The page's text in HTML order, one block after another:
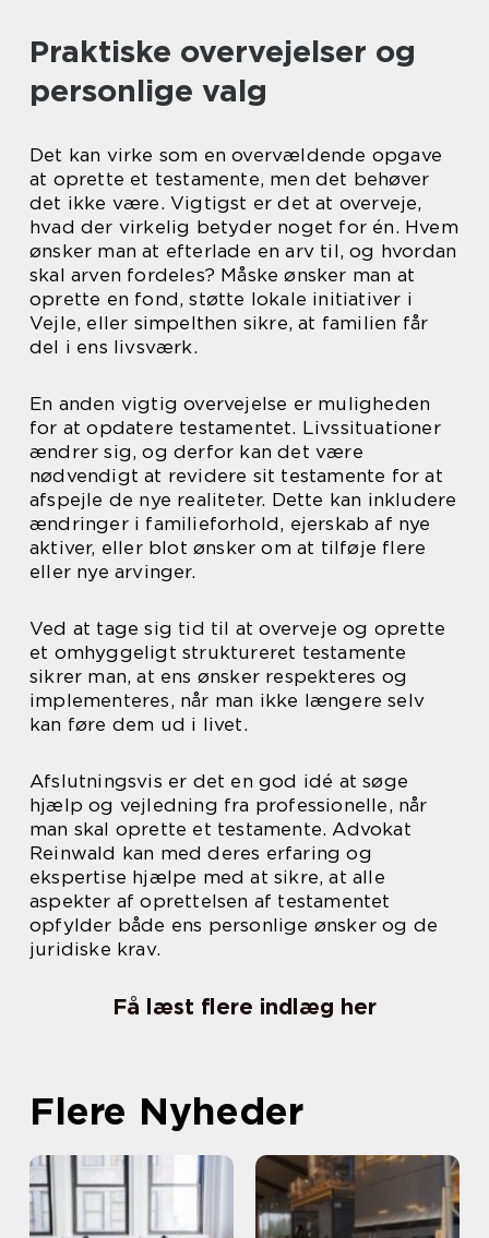
Praktiske overvejelser og
personlige valg
Det kan virke som en overvældende opgave
at oprette et testamente, men det behøver
det ikke være. Vigtigst er det at overveje,
hvad der virkelig betyder noget for én. Hvem
ønsker man at efterlade en arv til, og hvordan
skal arven fordeles? Måske ønsker man at
oprette en fond, støtte lokale initiativer i
Vejle, eller simpelthen sikre, at familien får
del i ens livsværk.
En anden vigtig overvejelse er muligheden
for at opdatere testamentet. Livssituationer
ændrer sig, og derfor kan det være
nødvendigt at revidere sit testamente for at
afspejle de nye realiteter. Dette kan inkludere
ændringer i familieforhold, ejerskab af nye
aktiver, eller blot ønsker om at tilføje flere
eller nye arvinger.
Ved at tage sig tid til at overveje og oprette
et omhyggeligt struktureret testamente
sikrer man, at ens ønsker respekteres og
implementeres, når man ikke længere selv
kan føre dem ud i livet.
Afslutningsvis er det en god idé at søge
hjælp og vejledning fra professionelle, når
man skal oprette et testamente. Advokat
Reinwald kan med deres erfaring og
ekspertise hjælpe med at sikre, at alle
aspekter af oprettelsen af testamentet
opfylder både ens personlige ønsker og de
juridiske krav.
Få læst flere indlæg her
Flere Nyheder